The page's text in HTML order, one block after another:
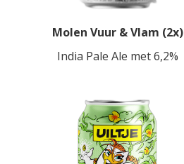
Molen Vuur & Vlam (2x)
India Pale Ale met 6,2%